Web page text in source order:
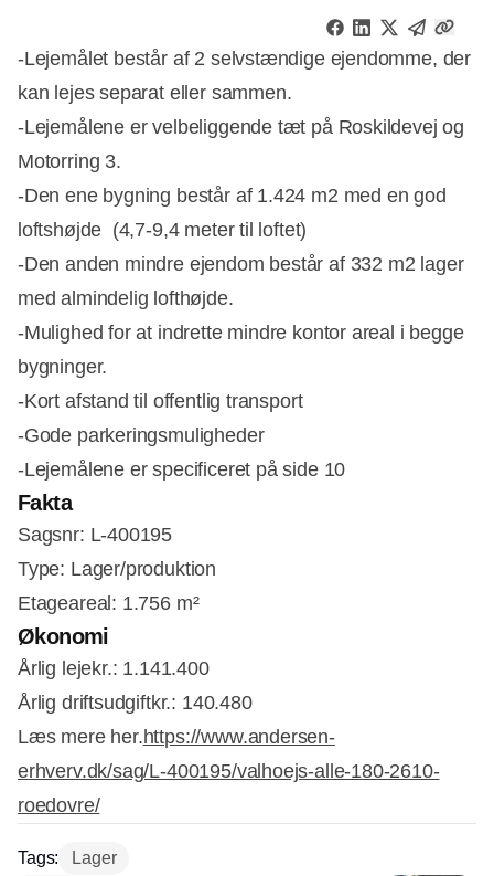
-Lejemålet består af 2 selvstændige ejendomme, der
kan lejes separat eller sammen.
-Lejemålene er velbeliggende tæt på Roskildevej og
Motorring 3.
-Den ene bygning består af 1.424 m2 med en god
loftshøjde (4,7-9,4 meter til loftet)
-Den anden mindre ejendom består af 332 m2 lager
med almindelig lofthøjde.
-Mulighed for at indrette mindre kontor areal i begge
bygninger.
-Kort afstand til offentlig transport
-Gode parkeringsmuligheder
-Lejemålene er specificeret på side 10
Fakta
Sagsnr: L-400195
Type: Lager/produktion
Etageareal: 1.756 m²
Økonomi
Årlig lejekr.: 1.141.400
Årlig driftsudgiftkr.: 140.480
Læs mere her.https://www.andersen-
erhverv.dk/sag/L-400195/valhoejs-alle-180-2610-
roedovre/
Tags: Lager